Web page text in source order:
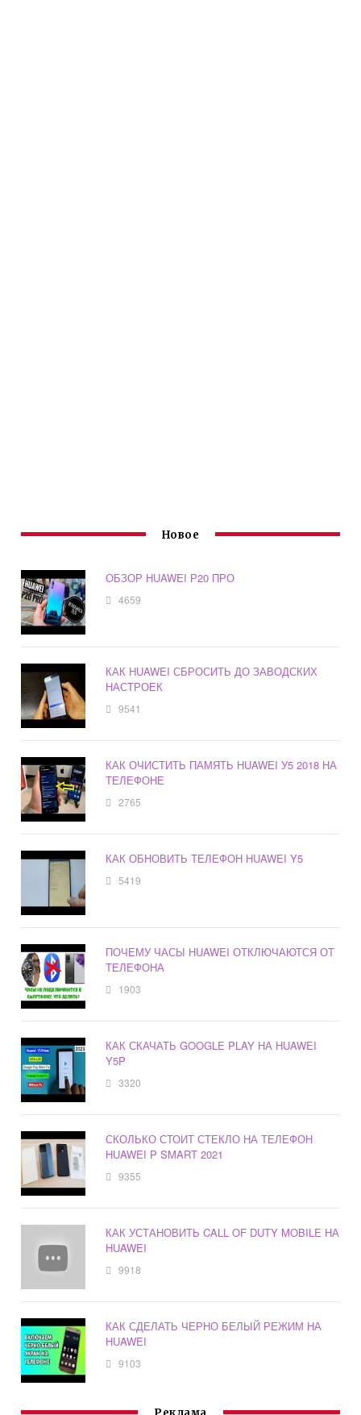
Новое
ОБЗОР HUAWEI Р20 ПРО
4659
КАК HUAWEI СБРОСИТЬ ДО ЗАВОДСКИХ
НАСТРОЕК
9541
КАК ОЧИСТИТЬ ПАМЯТЬ HUAWEI У5 2018 НА
ТЕЛЕФОНЕ
2765
КАК ОБНОВИТЬ ТЕЛЕФОН HUAWEI Y5
5419
ПОЧЕМУ ЧАСЫ HUAWEI ОТКЛЮЧАЮТСЯ ОТ
ТЕЛЕФОНА
1903
КАК СКАЧАТЬ GOOGLE PLAY НА HUAWEI
Y5P
3320
СКОЛЬКО СТОИТ СТЕКЛО НА ТЕЛЕФОН
HUAWEI P SMART 2021
9355
КАК УСТАНОВИТЬ CALL OF DUTY MOBILE НА
HUAWEI
9918
КАК СДЕЛАТЬ ЧЕРНО БЕЛЫЙ РЕЖИМ НА
HUAWEI
9103